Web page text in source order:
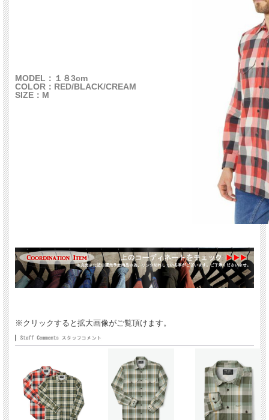
MODEL：１８3cm
COLOR：RED/BLACK/CREAM
SIZE：M
※クリックすると拡大画像がご覧頂けます。